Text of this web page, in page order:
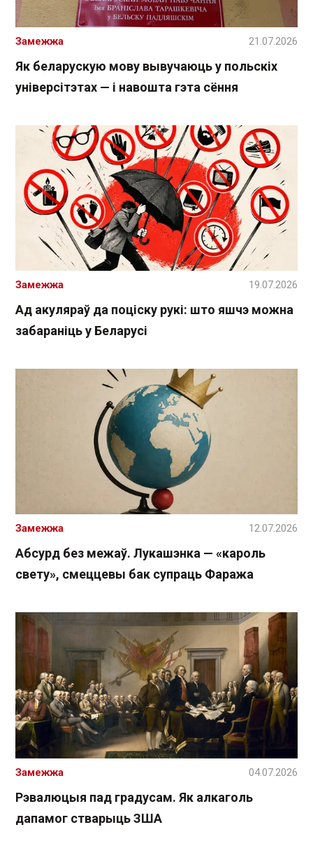
Як беларускую мову вывучаюць у польскіх
універсітэтах — і навошта гэта сёння
Замежжа 21.07.2026
Ад акуляраў да поціску рукі: што яшчэ можна
забараніць у Беларусі
Замежжа 19.07.2026
Абсурд без межаў. Лукашэнка — «кароль
свету», смеццевы бак супраць Фаража
Замежжа 12.07.2026
Рэвалюцыя пад градусам. Як алкаголь
дапамог стварыць ЗША
Замежжа 04.07.2026